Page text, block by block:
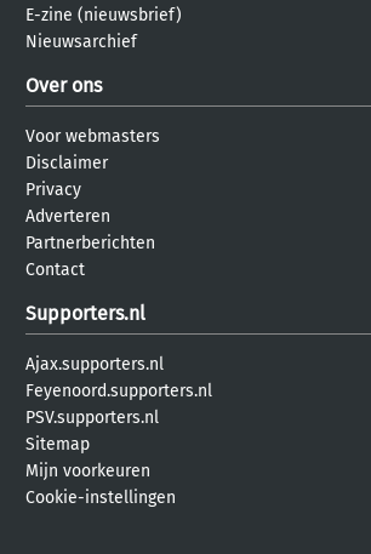
E-zine (nieuwsbrief)
Nieuwsarchief
Over ons
Voor webmasters
Disclaimer
Privacy
Adverteren
Partnerberichten
Contact
Supporters.nl
Ajax.supporters.nl
Feyenoord.supporters.nl
PSV.supporters.nl
Sitemap
Mijn voorkeuren
Cookie-instellingen